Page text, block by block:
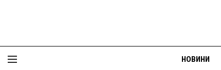
НОВИНИ